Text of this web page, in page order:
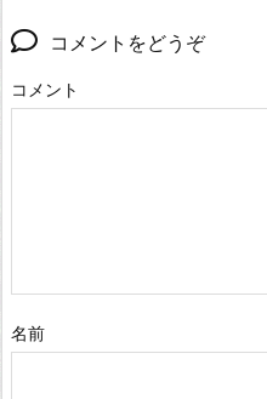
コメントをどうぞ
コメント
名前